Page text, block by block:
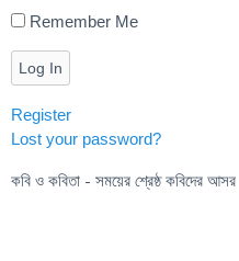
Remember Me
Log In
Register
Lost your password?
কবি ও কবিতা - সময়ের শ্রেষ্ঠ কবিদের আসর